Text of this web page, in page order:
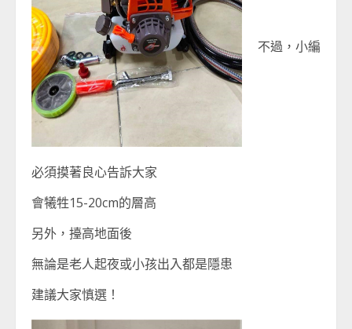
不過，小編
必須摸著良心告訴大家
會犧牲15-20cm的層高
另外，擡高地面後
無論是老人起夜或小孩出入都是隱患
建議大家慎選！